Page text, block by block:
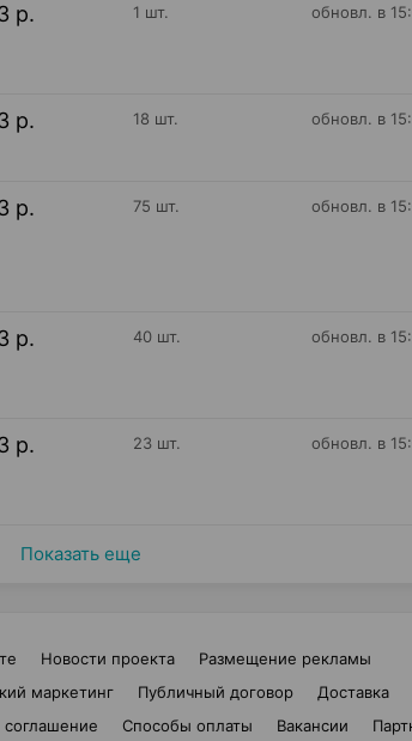
р. 1 шт. обновл. в
р. 18 шт. обновл. в
р. 75 шт. обновл. в
р. 40 шт. обновл. в
р. 23 шт. обновл. в
Показать еще
Новости проекта
Размещение рекламы
маркетинг
Публичный договор
Доставка
соглашение
Способы оплаты Вакансии